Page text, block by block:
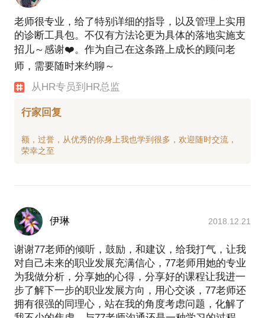
老师很专业，给了特别详细的指导，以及管理上实用
的诊断工具包。不仅有方法论更为具体的落地实施支
招儿～感谢❤️。作为自己在这条路上成长的顾问老
师，需要随时来约聊～
从HR专员到HR总监
行家回复
额，过誉，从优秀的你身上我也学到很多，欢迎随时交流，
伊琳 2018.12.21
谢谢77老师的倾听，鼓励，和建议，给我打气，让我
对自己未来的职业发展充满信心，77老师用她的专业
为我做分析，分享她的心得，分享好的课程让我进一
步了解下一步的职业发展方向，用心交谈，77老师还
拥有很强的同理心，站在我的角度考虑问题，化解了